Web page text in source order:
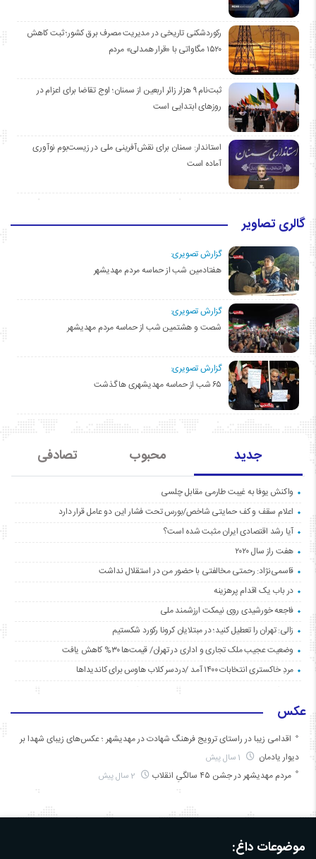
رکوردشکنی تاریخی در مدیریت مصرف برق کشور؛ ثبت کاهش
۱۵۲۰ مگاواتی با «قرار همدلی» مردم
ثبت‌نام ۹ هزار زائر اربعین از سمنان؛ اوج تقاضا برای اعزام در
روزهای ابتدایی است
استاندار: سمنان برای نقش‌آفرینی ملی در زیست‌بوم نوآوری
آماده است
گالری تصاویر
گزارش تصویری:
هفتادمین شب از حماسه مردم مهدیشهر
گزارش تصویری:
شصت و هشتمین شب از حماسه مردم مهدیشهر
گزارش تصویری:
۶۵ شب از حماسه مهدیشهری ها گذشت
جدید محبوب تصادفی
واکنش یوفا به غیبت طارمی مقابل چلسی
اعلام سقف و کف حمایتی شاخص/بورس تحت فشار این دو عامل قرار دارد
آیا رشد اقتصادی ایران مثبت شده است؟
هفت راز سال ۲۰۲۰
قاسمی‌نژاد: رحمتی مخالفتی با حضور من در استقلال نداشت
در باب یک اقدام پرهزینه
فاجعه خورشیدی روی نیمکت ارزشمند ملی
زالی: تهران را تعطیل کنید؛ در مبتلایان کرونا رکورد شکستیم
وضعیت عجیب ملک تجاری و اداری در تهران/ قیمت‌ها ۳۰% کاهش یافت
مردِ خاکستری انتخابات ۱۴۰۰ آمد /دردسر کلاب هاوس برای کاندیداها
عکس
اقدامی زیبا در راستای ترویج فرهنگ شهادت در مهدیشهر ؛ عکس‌های زیبای شهدا بر
دیوار یادمان
مردم مهدیشهر در جشن ۴۵ سالگیِ انقلاب
موضوعات داغ: